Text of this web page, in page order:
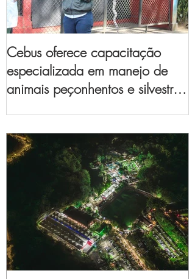
Cebus oferece capacitação
especializada em manejo de
animais peçonhentos e silvestres